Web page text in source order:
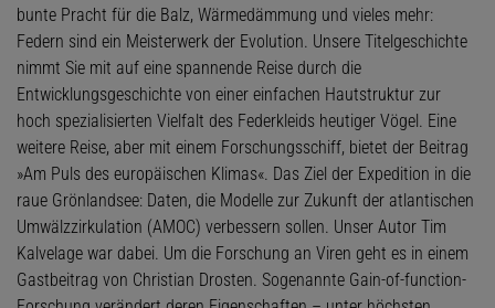
bunte Pracht für die Balz, Wärmedämmung und vieles mehr:
Federn sind ein Meisterwerk der Evolution. Unsere Titelgeschichte
nimmt Sie mit auf eine spannende Reise durch die
Entwicklungsgeschichte von einer einfachen Hautstruktur zur
hoch spezialisierten Vielfalt des Federkleids heutiger Vögel. Eine
weitere Reise, aber mit einem Forschungsschiff, bietet der Beitrag
»Am Puls des europäischen Klimas«. Das Ziel der Expedition in die
raue Grönlandsee: Daten, die Modelle zur Zukunft der atlantischen
Umwälzzirkulation (AMOC) verbessern sollen. Unser Autor Tim
Kalvelage war dabei. Um die Forschung an Viren geht es in einem
Gastbeitrag von Christian Drosten. Sogenannte Gain-of-function-